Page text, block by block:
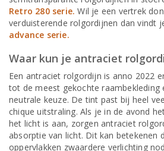
Retro 280 serie.Wil je een vertrek
verduisterende rolgordijnen dan vindt
advance serie.
Waar kun je antraciet
Een antraciet rolgordijn is anno 2022
tot de meest gekochte raambekleding
neutrale keuze. De tint past bij heel
chique uitstraling. Als je in de avond
het licht is aan, zorgen antraciet
absorptie van licht. Dit kan betekenen
oppervlakken zwaardere verlichting